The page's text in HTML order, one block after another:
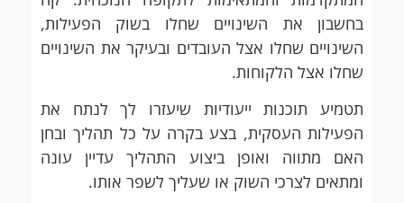
בחשבון את השינויים שחלו בשוק הפעילות,
השינויים שחלו אצל העובדים ובעיקר את השינויים
שחלו אצל הלקוחות.
תטמיע תוכנות ייעודיות שיעזרו לך לנתח את
הפעילות העסקית, בצע בקרה על כל תהליך ובחן
האם מתווה ואופן ביצוע התהליך עדיין עונה
ומתאים לצרכי השוק או שעליך לשפר אותו.